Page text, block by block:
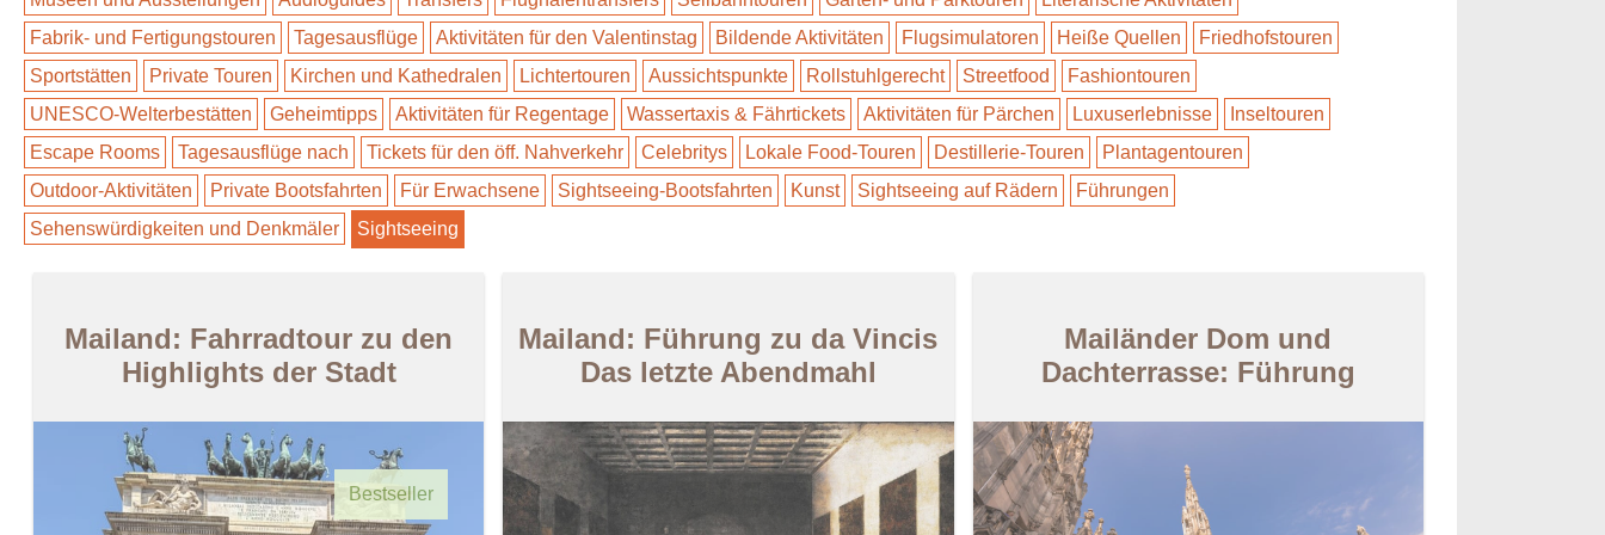
Fabrik- und Fertigungstouren
Tagesausflüge Aktivitäten für den Valentinstag Bildende Aktivitäten Flugsimulatoren Heiße Quellen
Friedhofstouren
Sportstätten
Private Touren Kirchen und Kathedralen Lichtertouren Aussichtspunkte Rollstuhlgerecht Streetfood
Fashiontouren
UNESCO-Welterbestätten
Geheimtipps Aktivitäten für Regentage Wassertaxis & Fährtickets Aktivitäten für Pärchen Luxuserlebnisse
Inseltouren
Escape Rooms
Tagesausflüge nach Tickets für den öff. Nahverkehr Celebritys Lokale Food-Touren Destillerie-Touren
Plantagentouren
Outdoor-Aktivitäten
Private Bootsfahrten Für Erwachsene Sightseeing-Bootsfahrten Kunst Sightseeing auf Rädern
Führungen
Sehenswürdigkeiten und Denkmäler
Sightseeing
Mailand: Fahrradtour zu den
Highlights der Stadt
Bestseller
Mailand: Führung zu da Vincis
Das letzte Abendmahl
Mailänder Dom und
Dachterrasse: Führung